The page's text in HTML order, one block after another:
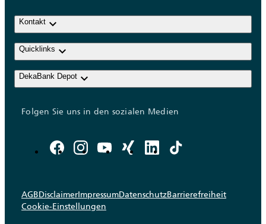
Kontakt keyboard_arrow_down
Quicklinks keyboard_arrow_down
DekaBank Depot keyboard_arrow_down
Folgen Sie uns in den sozialen Medien
AGBDisclaimerImpressumDatenschutzBarrierefreiheit
Cookie-Einstellungen